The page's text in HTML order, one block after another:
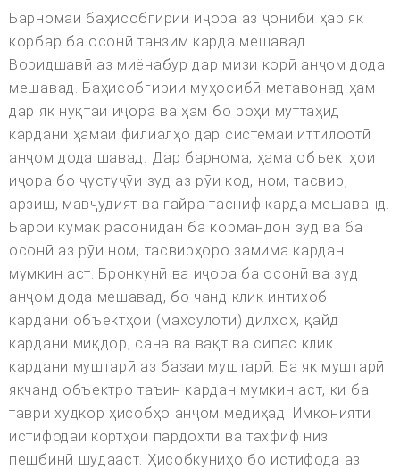
Барномаи баҳисобгирии иҷора аз ҷониби ҳар як
корбар ба осонӣ танзим карда мешавад.
Воридшавӣ аз миёнабур дар мизи корӣ анҷом дода
мешавад. Баҳисобгирии муҳосибӣ метавонад ҳам
дар як нуқтаи иҷора ва ҳам бо роҳи муттаҳид
кардани ҳамаи филиалҳо дар системаи иттилоотӣ
анҷом дода шавад. Дар барнома, ҳама объектҳои
иҷора бо ҷустуҷӯи зуд аз рӯи код, ном, тасвир,
арзиш, мавҷудият ва ғайра тасниф карда мешаванд.
Барои кӯмак расонидан ба кормандон зуд ва ба
осонӣ аз рӯи ном, тасвирҳоро замима кардан
мумкин аст. Бронкунӣ ва иҷора ба осонӣ ва зуд
анҷом дода мешавад, бо чанд клик интихоб
кардани объектҳои (маҳсулоти) дилхоҳ, қайд
кардани миқдор, сана ва вақт ва сипас клик
кардани муштарӣ аз базаи муштарӣ. Ба як муштарӣ
якчанд объектро таъин кардан мумкин аст, ки ба
таври худкор ҳисобҳо анҷом медиҳад. Имконияти
истифодаи кортҳои пардохтӣ ва тахфиф низ
пешбинӣ шудааст. Ҳисобкуниҳо бо истифода аз